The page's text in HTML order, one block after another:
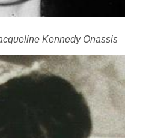
Kennedy Onassis